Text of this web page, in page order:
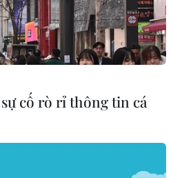
cố rò rỉ thông tin cá